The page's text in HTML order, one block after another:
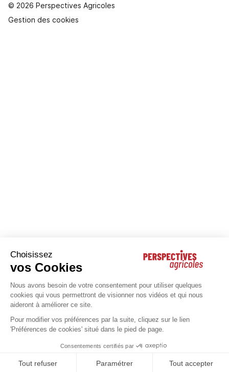
© 2026 Perspectives Agricoles
Gestion des cookies